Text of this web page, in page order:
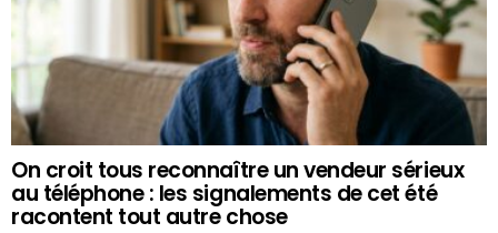
On croit tous reconnaître un vendeur sérieux
au téléphone : les signalements de cet été
racontent tout autre chose